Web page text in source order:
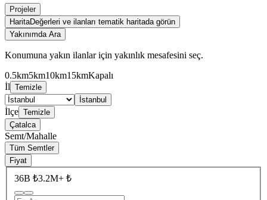
Projeler
HaritaDeğerleri ve ilanları tematik haritada görün
Yakınımda Ara
Konumuna yakın ilanlar için yakınlık mesafesini seç.
0.5km5km10km15kmKapalı
İl Temizle
İstanbul
İlçe Temizle
Çatalca
Semt/Mahalle
Tüm Semtler
Fiyat
36B ₺3.2M+ ₺